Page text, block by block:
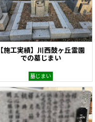
【施工実績】川西鼓ヶ丘霊園
での墓じまい
墓じまい